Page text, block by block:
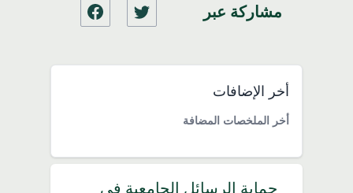
مشاركة عبر
أخر الإضافات
أخر الملخصات المضافة
حماية الرسائل الجامعية في